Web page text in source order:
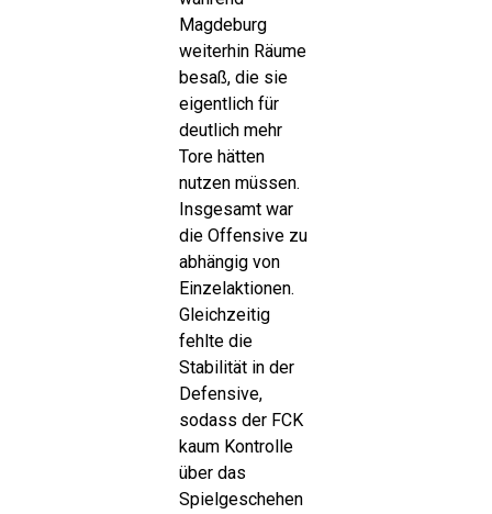
Magdeburg
weiterhin Räume
besaß, die sie
eigentlich für
deutlich mehr
Tore hätten
nutzen müssen.
Insgesamt war
die Offensive zu
abhängig von
Einzelaktionen.
Gleichzeitig
fehlte die
Stabilität in der
Defensive,
sodass der FCK
kaum Kontrolle
über das
Spielgeschehen